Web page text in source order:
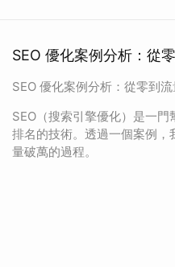
SEO 優化案例分析：從
SEO 優化案例分析：從零到
SEO（搜索引擎優化）是一
排名的技術。透過一個案例
量破萬的過程。